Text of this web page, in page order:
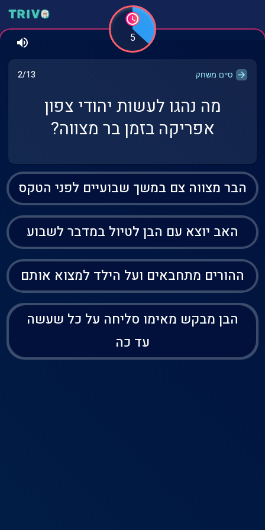
5
סיים משחק 2/13
מה נהגו לעשות יהודי צפון
אפריקה בזמן בר מצווה?
הבר מצווה צם במשך שבועיים לפני הטקס
האב יוצא עם הבן לטיול במדבר לשבוע
ההורים מתחבאים ועל הילד למצוא אותם
הבן מבקש מאימו סליחה על כל שעשה
עד כה